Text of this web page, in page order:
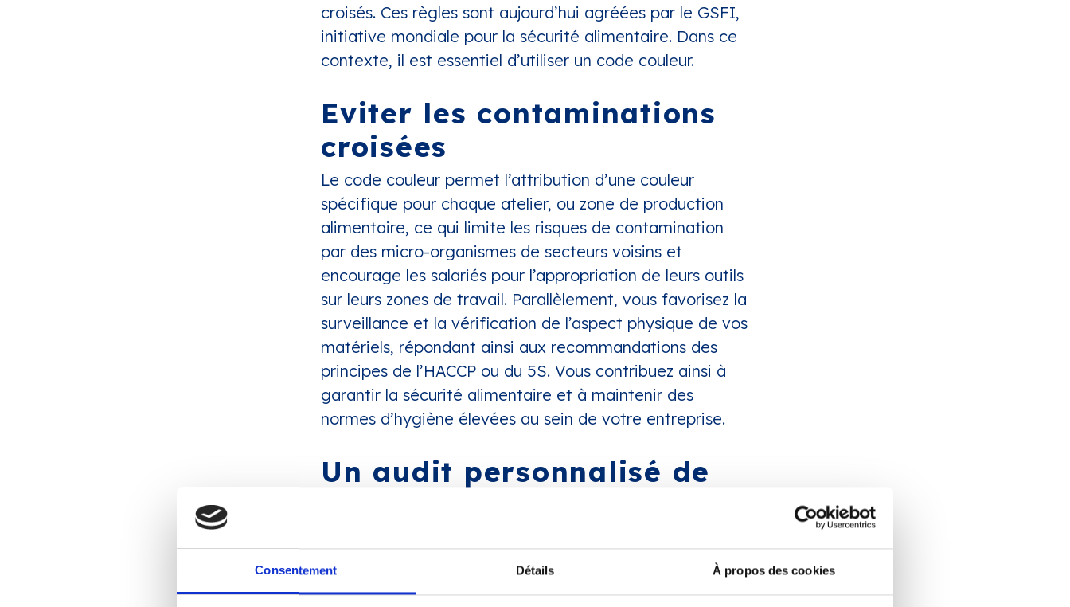
Consentement Détails À propos des cookies
croisés. Ces règles sont aujourd’hui agréées par le GSFI,
initiative mondiale pour la sécurité alimentaire. Dans ce
contexte, il est essentiel d’utiliser un code couleur.
Eviter les contaminations
croisées
Le code couleur permet l’attribution d’une couleur
spécifique pour chaque atelier, ou zone de production
alimentaire, ce qui limite les risques de contamination
par des micro-organismes de secteurs voisins et
encourage les salariés pour l’appropriation de leurs outils
sur leurs zones de travail. Parallèlement, vous favorisez la
surveillance et la vérification de l’aspect physique de vos
matériels, répondant ainsi aux recommandations des
principes de l’HACCP ou du 5S. Vous contribuez ainsi à
garantir la sécurité alimentaire et à maintenir des
normes d’hygiène élevées au sein de votre entreprise.
Un audit personnalisé de
adaptés, CHS France propose un accompagnement